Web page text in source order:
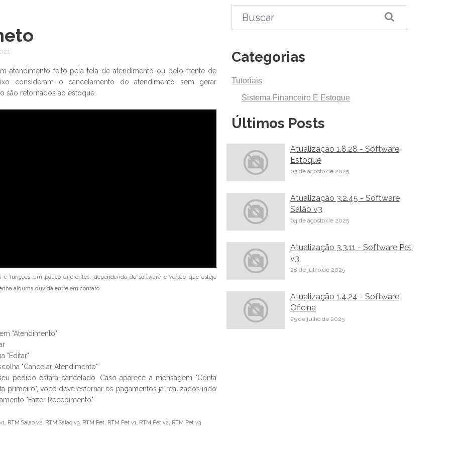
atendimento feito pela tela de atendimento ou pelo frente de
consideram o cancelamento do atendimento sem gerar
são retornados ao estoque.
e funções um pouco diferentes, dependendo do software e versão que esteje
alguma duvída entre em contato.
"Atendimento"
"Editar"
"Cancelar Atendimento"
pedido estara cancelado. Caso aparece a mensagem "Conta
primeiro", você deve estornar os pagamentos já realizados indo
"Fazer Recebimento"
RTM Salao v2, RTM Salao v3, RTM Pet, RTM Pet v1, RTM Pet v2, RTM Pet v3
Categorias
Tutoriais
Sistema Financeiro E Estoque
Últimos Posts
Atualização 1.8.28 - Software
Estoque
05 de agosto de 2025
Atualização 3.2.45 - Software
Salão v3
04 de agosto de 2025
Atualização 3.3.11 - Software Pet
v3
28 de julho de 2025
Atualização 1.4.24 - Software
Oficina
25 de julho de 2025